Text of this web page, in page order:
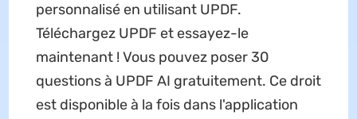
personnalisé en utilisant UPDF.
Téléchargez UPDF et essayez-le
maintenant ! Vous pouvez poser 30
questions à UPDF AI gratuitement. Ce droit
est disponible à la fois dans l'application